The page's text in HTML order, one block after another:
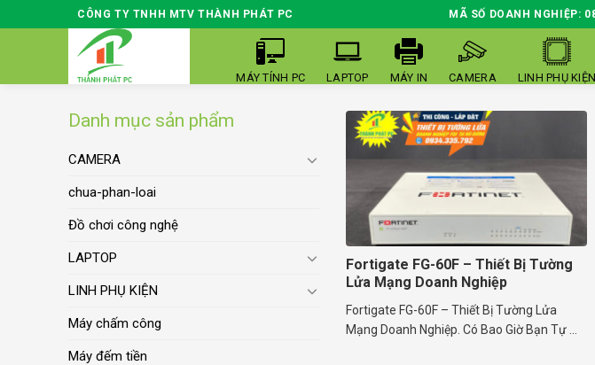
to
CÔNG TY TNHH MTV THÀNH PHÁT PC MÃ SỐ DOANH NGHIỆP:
MÁY TÍNH PC LAPTOP MÁY IN CAMERA LINH PHỤ KIỆN
Danh mục sản phẩm
CAMERA
chua-phan-loai
Đồ chơi công nghệ
LAPTOP
LINH PHỤ KIỆN
Máy chấm công
Máy đếm tiền
Fortigate FG-60F – Thiết Bị Tường
Lửa Mạng Doanh Nghiệp
Fortigate FG-60F – Thiết Bị Tường Lửa
Mạng Doanh Nghiệp. Có Bao Giờ Bạn Tự ...